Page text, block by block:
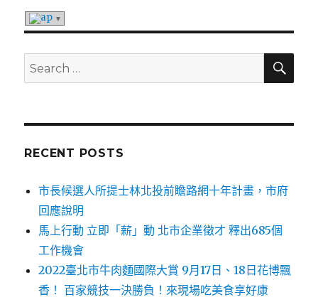
Search
for:
RECENT POSTS
市長候選人所提士林北投前瞻路網十年計畫，市府
回應說明
馬上行動 立即「薪」動 北市企業徵才 釋出685個
工作機會
2022臺北市牛肉麵國際大賞 9月17日、18日花博飄
香！ 百家競技一決勝負！來現場吃美食享好康